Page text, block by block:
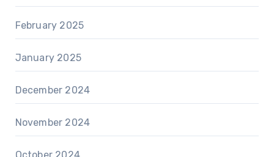
February 2025
January 2025
December 2024
November 2024